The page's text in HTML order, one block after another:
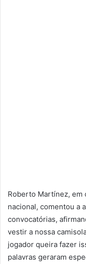
Roberto Martínez, em
nacional, comentou a
convocatórias,
vestir a nossa
jogador queira fazer
palavras geraram